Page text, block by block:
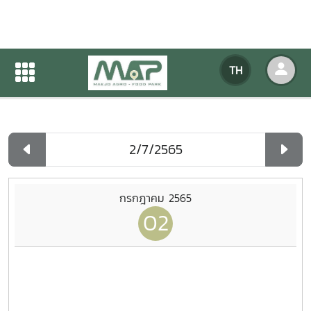
TH
ปฏิทินกิจกรรมของหน่วยงาน
ปฏิทินกิจกรรมของหน่วยงาน
กรกฎาคม 2565
02